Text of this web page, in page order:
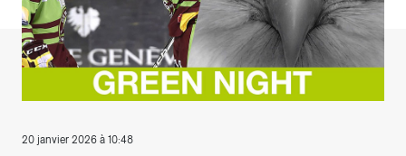
20 janvier 2026 à 10:48